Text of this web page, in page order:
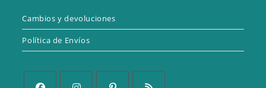
Cambios y devoluciones
Política de Envíos